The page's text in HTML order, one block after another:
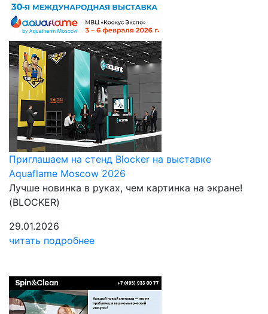
Приглашаем на стенд Blocker на выставке
Aquaflame Moscow 2026
Лучше новинка в руках, чем картинка на экране!
(BLOCKER)
29.01.2026
читать подробнее